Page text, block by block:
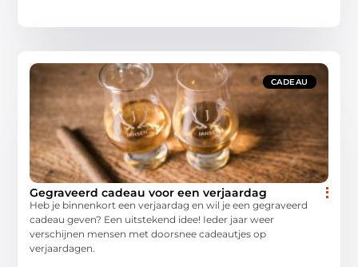
CADEAU
Gegraveerd cadeau voor een verjaardag
Heb je binnenkort een verjaardag en wil je een gegraveerd
cadeau geven? Een uitstekend idee! Ieder jaar weer
verschijnen mensen met doorsnee cadeautjes op
verjaardagen.